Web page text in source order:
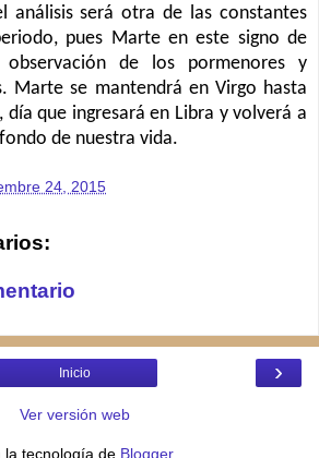
análisis será otra de las constantes
pues Marte en este signo de
de los pormenores y
Marte se mantendrá en Virgo hasta
que ingresará en Libra y volverá a
de nuestra vida.
24, 2015
›
Inicio
Ver versión web
la tecnología de Blogger.